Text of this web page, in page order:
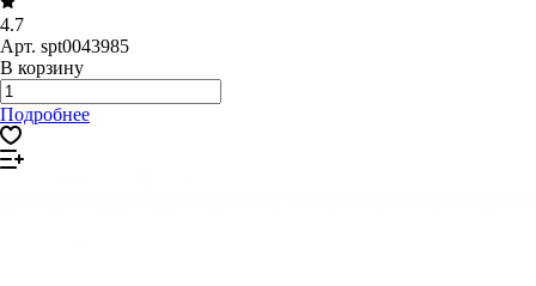
4.7
Арт. spt0043985
В корзину
Подробнее